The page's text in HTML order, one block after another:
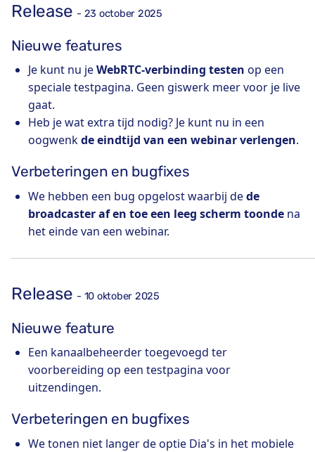
Release - 23 october 2025
Nieuwe features
Je kunt nu jeWebRTC-verbinding testen op een
speciale testpagina. Geen giswerk meer voor je live
gaat.
Heb je wat extra tijd nodig? Je kunt nu in een
oogwenkde eindtijd van een webinar verlengen.
Verbeteringen en bugfixes
We hebben een bug opgelost waarbij dede
broadcaster af en toe een leeg scherm toonde na
het einde van een webinar.
Release - 10 oktober 2025
Nieuwe feature
Een kanaalbeheerder toegevoegd ter
voorbereiding op een testpagina voor
uitzendingen.
Verbeteringen en bugfixes
We tonen niet langer de optie Dia's in het mobiele